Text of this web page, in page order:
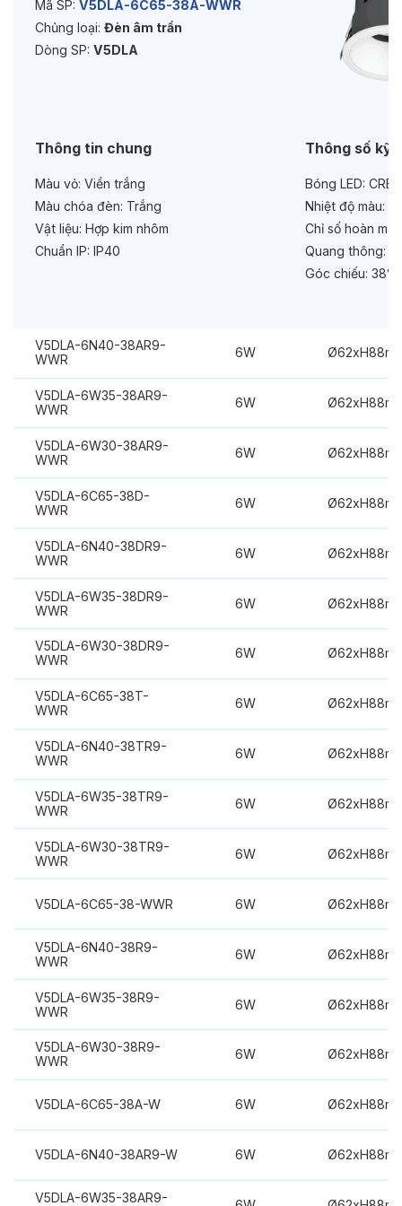
Độ bền & tùy chọn mở rộng
Chức năng:Dimmer Dali
Mã SP: V5DLA-6C65-38A-WWR
Chủng loại: Đèn âm trần
Dòng SP: V5DLA
Thông tin chung
Màu vỏ: Viền trắng
Màu chóa đèn: Trắng
Vật liệu: Hợp kim nhôm
Chuẩn IP: IP40
Thông số kỹ
Bóng LED:
Nhiệt độ màu:
Chỉ số hoàn
Quang thông:
Góc chiếu: 38°
V5DLA-6N40-38AR9-
WWR
6W
V5DLA-6W35-38AR9-
WWR
6W
V5DLA-6W30-38AR9-
WWR
6W
V5DLA-6C65-38D-
WWR
6W
V5DLA-6N40-38DR9-
WWR
6W
V5DLA-6W35-38DR9-
WWR
6W
V5DLA-6W30-38DR9-
WWR
6W
V5DLA-6C65-38T-
WWR
6W
V5DLA-6N40-38TR9-
WWR
6W
V5DLA-6W35-38TR9-
WWR
6W
V5DLA-6W30-38TR9-
WWR
6W
V5DLA-6C65-38-WWR 6W
V5DLA-6N40-38R9-
WWR
6W
V5DLA-6W35-38R9-
WWR
6W
V5DLA-6W30-38R9-
WWR
6W
V5DLA-6C65-38A-W 6W
V5DLA-6N40-38AR9-W 6W
V5DLA-6W35-38AR9-